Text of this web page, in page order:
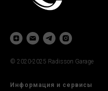
© 2020-2025 Radisson Garage
Информация и сервисы